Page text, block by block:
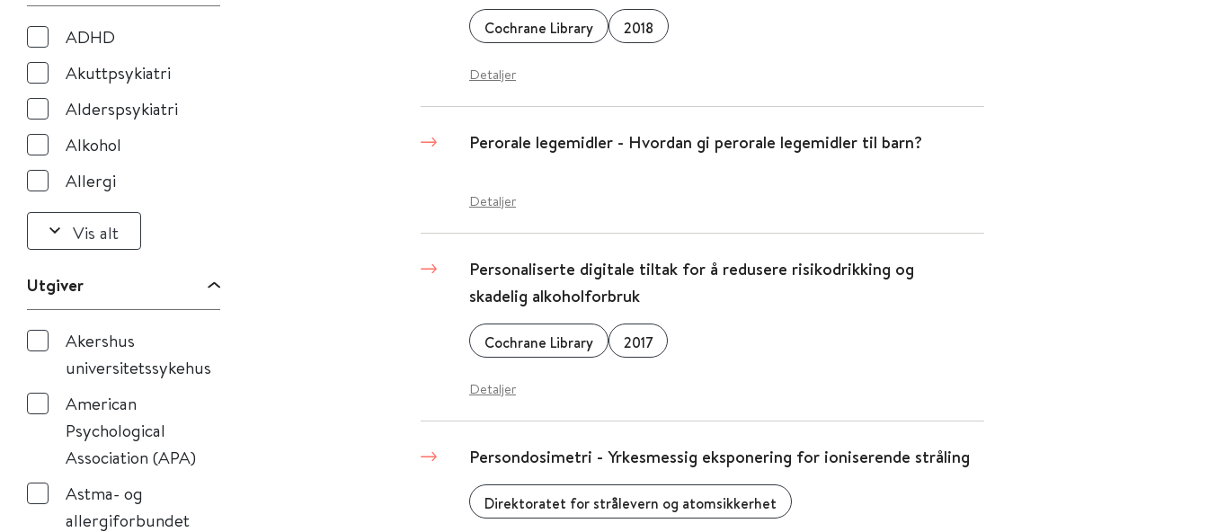
ADHD
Akuttpsykiatri
Alderspsykiatri
Alkohol
Allergi
Vis alt
Utgiver
Akershus
universitetssykehus
American
Psychological
Association (APA)
Astma- og
allergiforbundet
Cochrane Library 2018
Detaljer
Perorale legemidler - Hvordan gi perorale legemidler til barn?
Detaljer
Personaliserte digitale tiltak for å redusere risikodrikking og
skadelig alkoholforbruk
Cochrane Library 2017
Detaljer
Persondosimetri - Yrkesmessig eksponering for ioniserende stråling
Direktoratet for strålevern og atomsikkerhet